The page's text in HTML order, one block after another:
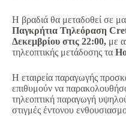
Η βραδιά θα μεταδοθεί σε
Παγκρήτια Τηλεόραση
Δεκεμβρίου στις 22:00, με
τηλεοπτικής μετάδοσης τα
Η εταιρεία παραγωγής
επιθυμούν να
τηλεοπτική παραγωγή
στιγμές έντονου